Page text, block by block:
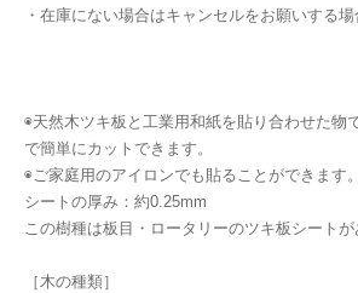
・在庫にない場合はキャンセルをお願いする場
◉天然木ツキ板と工業用和紙を貼り合わせた物
で簡単にカットできます。
◉ご家庭用のアイロンでも貼ることができます。
シートの厚み：約0.25mm
この樹種は板目・ロータリーのツキ板シートが
［木の種類］